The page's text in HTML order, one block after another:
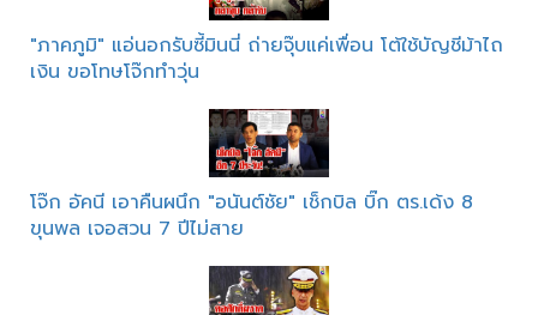
"ภาคภูมิ" แอ่นอกรับซี้มินนี่ ถ่ายจุ๊บแค่เพื่อน โต้ใช้บัญชีม้าไถ
เงิน ขอโทษโจ๊กทำวุ่น
โจ๊ก อัคนี เอาคืนผนึก "อนันต์ชัย" เช็กบิล บิ๊ก ตร.เด้ง 8
ขุนพล เจอสวน 7 ปีไม่สาย